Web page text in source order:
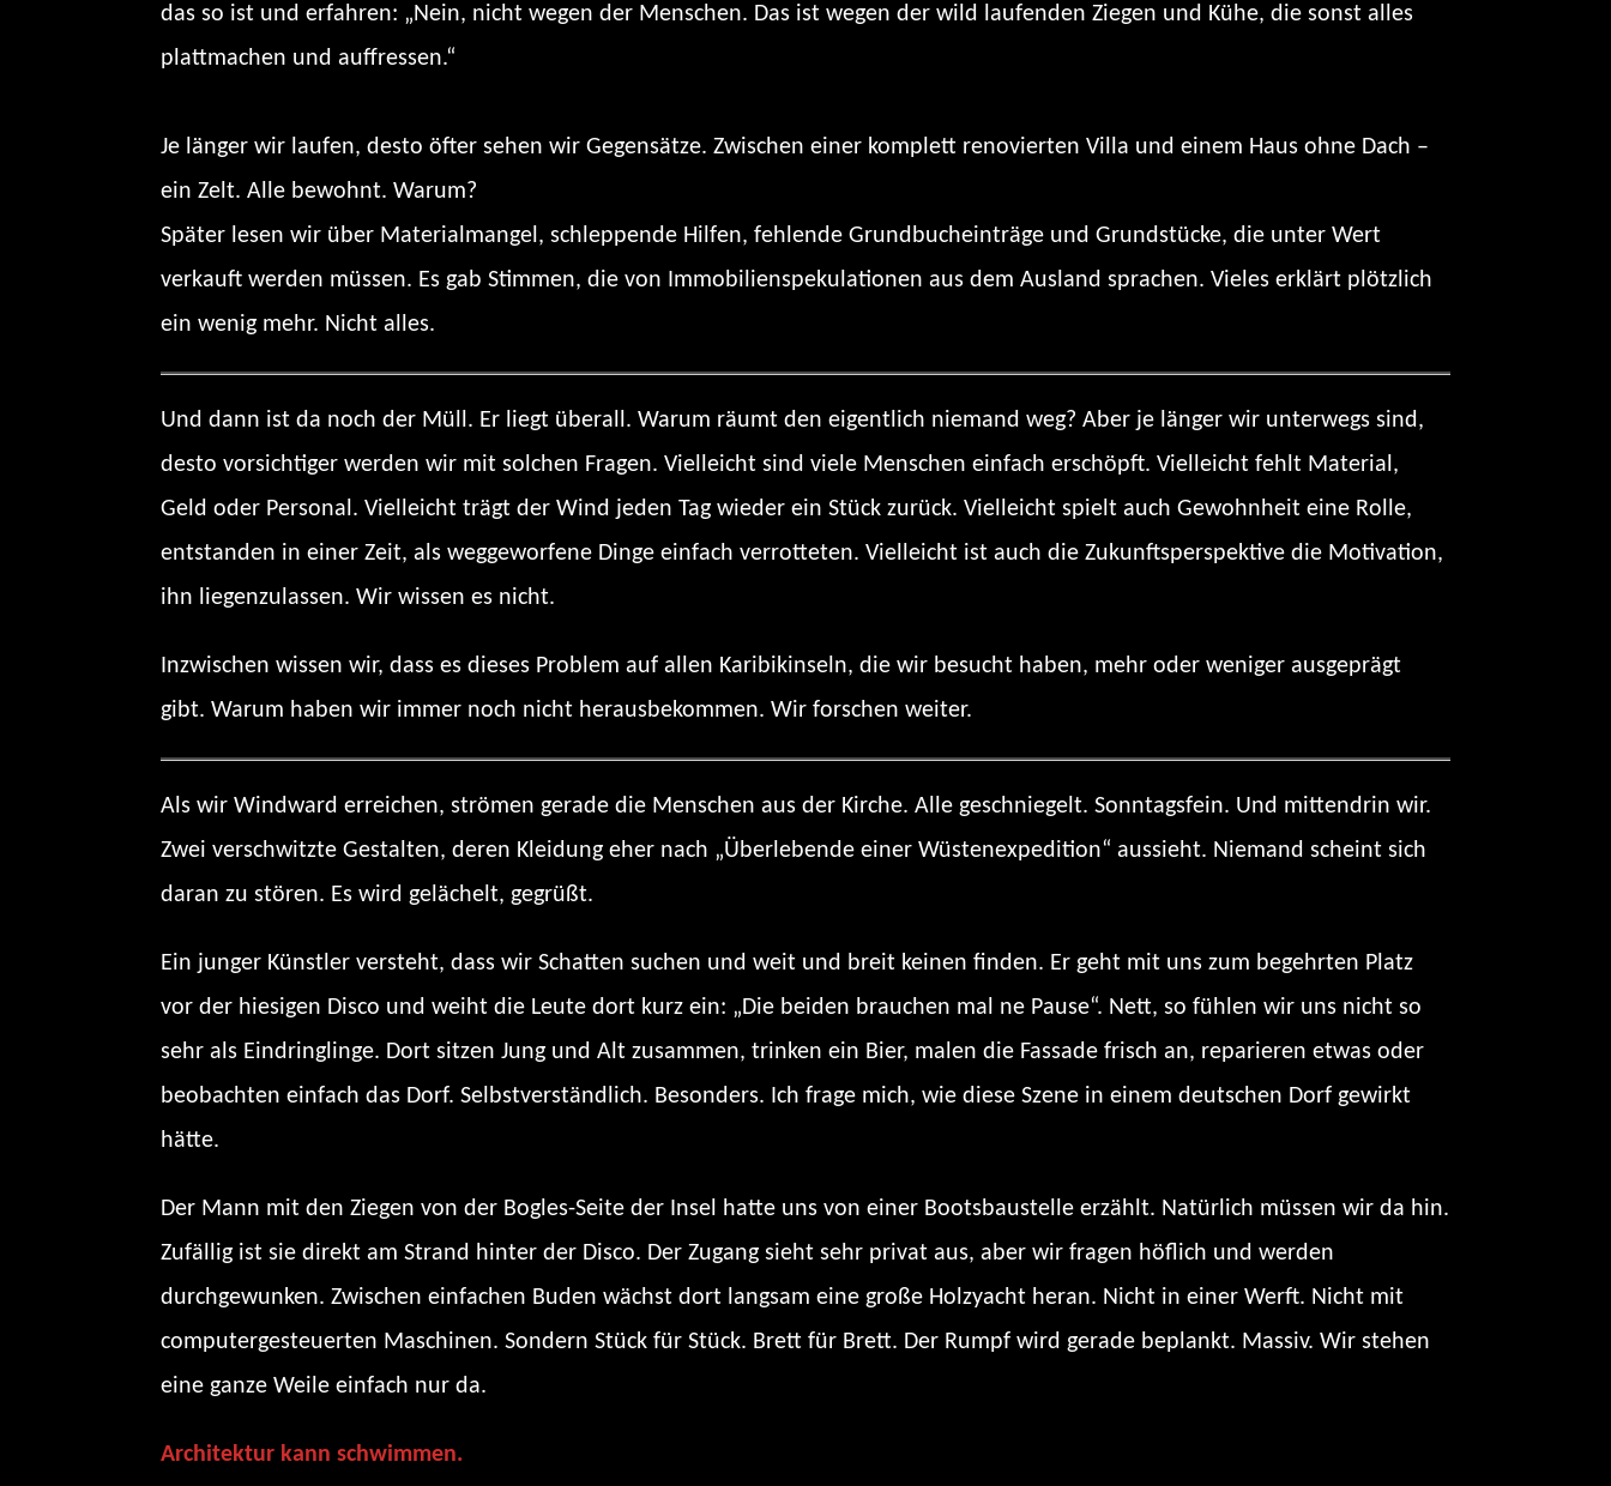
das so ist und erfahren: „Nein, nicht wegen der Menschen. Das ist wegen der wild laufenden Ziegen und Kühe, die sonst alles
plattmachen und auffressen.“
Je länger wir laufen, desto öfter sehen wir Gegensätze. Zwischen einer komplett renovierten Villa und einem Haus ohne Dach –
ein Zelt. Alle bewohnt. Warum?
Später lesen wir über Materialmangel, schleppende Hilfen, fehlende Grundbucheinträge und Grundstücke, die unter Wert
verkauft werden müssen. Es gab Stimmen, die von Immobilienspekulationen aus dem Ausland sprachen. Vieles erklärt plötzlich
ein wenig mehr. Nicht alles.
Und dann ist da noch der Müll. Er liegt überall. Warum räumt den eigentlich niemand weg? Aber je länger wir unterwegs sind,
desto vorsichtiger werden wir mit solchen Fragen. Vielleicht sind viele Menschen einfach erschöpft. Vielleicht fehlt Material,
Geld oder Personal. Vielleicht trägt der Wind jeden Tag wieder ein Stück zurück. Vielleicht spielt auch Gewohnheit eine Rolle,
entstanden in einer Zeit, als weggeworfene Dinge einfach verrotteten. Vielleicht ist auch die Zukunftsperspektive die Motivation,
ihn liegenzulassen. Wir wissen es nicht.
Inzwischen wissen wir, dass es dieses Problem auf allen Karibikinseln, die wir besucht haben, mehr oder weniger ausgeprägt
gibt. Warum haben wir immer noch nicht herausbekommen. Wir forschen weiter.
Als wir Windward erreichen, strömen gerade die Menschen aus der Kirche. Alle geschniegelt. Sonntagsfein. Und mittendrin wir.
Zwei verschwitzte Gestalten, deren Kleidung eher nach „Überlebende einer Wüstenexpedition“ aussieht. Niemand scheint sich
daran zu stören. Es wird gelächelt, gegrüßt.
Ein junger Künstler versteht, dass wir Schatten suchen und weit und breit keinen finden. Er geht mit uns zum begehrten Platz
vor der hiesigen Disco und weiht die Leute dort kurz ein: „Die beiden brauchen mal ne Pause“. Nett, so fühlen wir uns nicht so
sehr als Eindringlinge. Dort sitzen Jung und Alt zusammen, trinken ein Bier, malen die Fassade frisch an, reparieren etwas oder
beobachten einfach das Dorf. Selbstverständlich. Besonders. Ich frage mich, wie diese Szene in einem deutschen Dorf gewirkt
hätte.
Der Mann mit den Ziegen von der Bogles-Seite der Insel hatte uns von einer Bootsbaustelle erzählt. Natürlich müssen wir da hin.
Zufällig ist sie direkt am Strand hinter der Disco. Der Zugang sieht sehr privat aus, aber wir fragen höflich und werden
durchgewunken. Zwischen einfachen Buden wächst dort langsam eine große Holzyacht heran. Nicht in einer Werft. Nicht mit
computergesteuerten Maschinen. Sondern Stück für Stück. Brett für Brett. Der Rumpf wird gerade beplankt. Massiv. Wir stehen
eine ganze Weile einfach nur da.
Architektur kann schwimmen.